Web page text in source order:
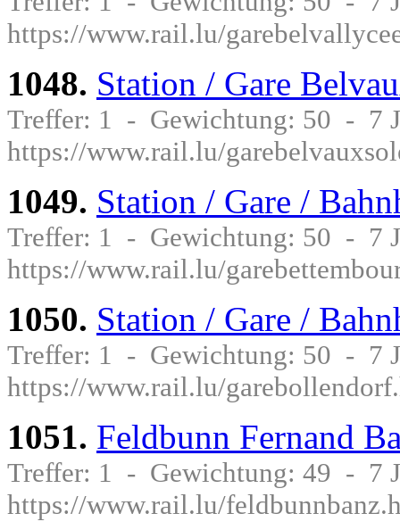
https://www.rail.lu/
1048. Station / Gare
Treffer: 1 - Gewichtung: 50 - 7
https://www.rail.lu/
1049. Station / Gare /
Treffer: 1 - Gewichtung: 50 - 7
https://www.rail.lu/
1050. Station / Gare /
Treffer: 1 - Gewichtung: 50 - 7
https://www.rail.lu/
1051. Feldbunn Fernand
Treffer: 1 - Gewichtung: 49 - 7
https://www.rail.lu/